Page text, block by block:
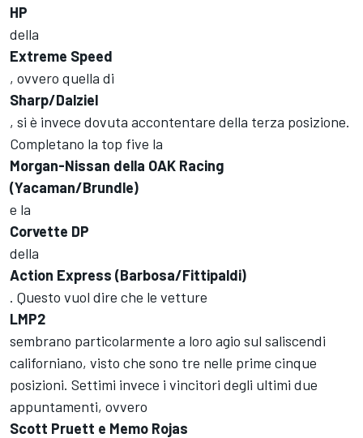
HP
della
Extreme Speed
, ovvero quella di
Sharp/Dalziel
, si è invece dovuta accontentare della terza posizione.
Completano la top five la
Morgan-Nissan della OAK Racing
(Yacaman/Brundle)
e la
Corvette DP
della
Action Express (Barbosa/Fittipaldi)
. Questo vuol dire che le vetture
LMP2
sembrano particolarmente a loro agio sul saliscendi
californiano, visto che sono tre nelle prime cinque
posizioni. Settimi invece i vincitori degli ultimi due
appuntamenti, ovvero
Scott Pruett e Memo Rojas